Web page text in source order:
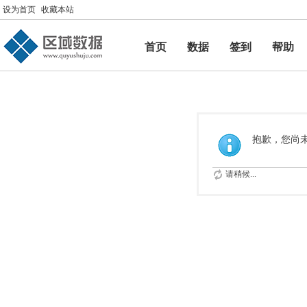
设为首页 收藏本站
首页 数据 签到
帮助
帮助
抱歉，您尚
请稍候...